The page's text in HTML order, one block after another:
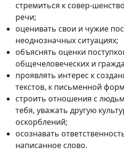
стремиться к совер-
речи;
оценивать свои и чужие
неоднозначных ситуациях;
объяснять оценки
общечеловеческих и
проявлять интерес к
текстов, к письменной
строить отношения с
тебя, уважать другую
оскорблений;
осознавать
написанное слово.